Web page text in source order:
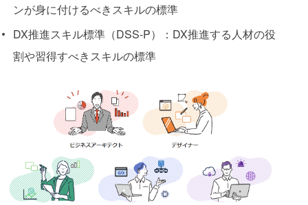
ンが身に付けるべきスキルの標準
DX推進スキル標準（DSS-P）：DX推進する人材の役
割や習得すべきスキルの標準